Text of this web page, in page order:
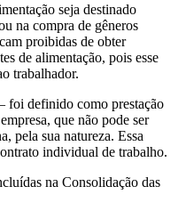
seja destinado
na compra de gêneros
proibidas de obter
de alimentação, pois esse
trabalhador.
foi definido como prestação
que não pode ser
pela sua natureza. Essa
individual de trabalho.
na Consolidação das